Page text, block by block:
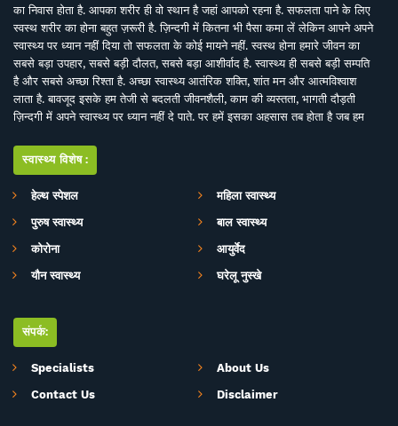
का निवास होता है. आपका शरीर ही वो स्थान है जहां आपको रहना है. सफलता पाने के लिए
स्वस्थ शरीर का होना बहुत ज़रूरी है. ज़िन्दगी में कितना भी पैसा कमा लें लेकिन आपने अपने
स्वास्थ्य पर ध्यान नहीं दिया तो सफलता के कोई मायने नहीं. स्वस्थ होना हमारे जीवन का
सबसे बड़ा उपहार, सबसे बड़ी दौलत, सबसे बड़ा आशीर्वाद है. स्वास्थ्य ही सबसे बड़ी सम्पति
है और सबसे अच्छा रिश्ता है. अच्छा स्वास्थ्य आतंरिक शक्ति, शांत मन और आत्मविश्वाश
लाता है. बावजूद इसके हम तेजी से बदलती जीवनशैली, काम की व्यस्तता, भागती दौड़ती
ज़िन्दगी में अपने स्वास्थ्य पर ध्यान नहीं दे पाते. पर हमें इसका अहसास तब होता है जब हम
सर्वे सन्तु निरामया की परिकल्पना को साकार करने के मकसद से इस डिजिटल मीडिया
प्लेटफाॅर्म की परिकल्पना की गई है. जहां स्वास्थ्य विशेषज्ञों के साथ पत्रकारों, शोधकर्ताओं,
चिकित्सकों की एक बेहतर टीम विभिन्न बीमारियों और उनके इलाज, विशेषज्ञों की राय, नवीन
जागरूकता के ​मिशन के साथ आपसे जुड़ रही है. जिसका मकसद सिर्फ और सिर्फ आपको
स्वास्थ्य सूचना और जानकारी प्रदान करना है. उम्मीद ही नहीं पूरा भरोसा है आप पूरी
सावधानी के साथ स्वास्थ्य से जुड़ी जानकारियां द इंडिया हेल्थ के मार्फत प्राप्त करेंगेे और
बिना चिकित्सकीय सलाह या हेल्थ एक्सपर्ट के परामर्श के इनका अनुसरण करने से भी बचेंगे.
स्वास्थ्य विशेष:
हेल्थ स्पेशल
महिला स्वास्थ्य
पुरुष स्वास्थ्य
बाल स्वास्थ्य
कोरोना
आयुर्वेद
यौन स्वास्थ्य
घरेलू नुस्खे
संपर्क:
Specialists
About Us
Contact Us
Disclaimer